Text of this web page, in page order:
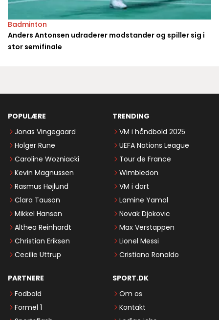
Badminton
Anders Antonsen udraderer modstander og spiller sig i
stor semifinale
POPULÆRE
Jonas Vingegaard
Holger Rune
Caroline Wozniacki
Kevin Magnussen
Rasmus Højlund
Clara Tauson
Mikkel Hansen
Althea Reinhardt
Christian Eriksen
Cecilie Uttrup
TRENDING
VM i håndbold 2025
UEFA Nations League
Tour de France
Wimbledon
VM i dart
Lamine Yamal
Novak Djokovic
Max Verstappen
Lionel Messi
Cristiano Ronaldo
PARTNERE
Fodbold
Formel 1
SPORT.DK
Om os
Kontakt